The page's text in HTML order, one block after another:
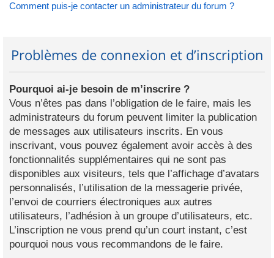
Comment puis-je contacter un administrateur du forum ?
Problèmes de connexion et d’inscription
Pourquoi ai-je besoin de m’inscrire ?
Vous n’êtes pas dans l’obligation de le faire, mais les
administrateurs du forum peuvent limiter la publication
de messages aux utilisateurs inscrits. En vous
inscrivant, vous pouvez également avoir accès à des
fonctionnalités supplémentaires qui ne sont pas
disponibles aux visiteurs, tels que l’affichage d’avatars
personnalisés, l’utilisation de la messagerie privée,
l’envoi de courriers électroniques aux autres
utilisateurs, l’adhésion à un groupe d’utilisateurs, etc.
L’inscription ne vous prend qu’un court instant, c’est
pourquoi nous vous recommandons de le faire.